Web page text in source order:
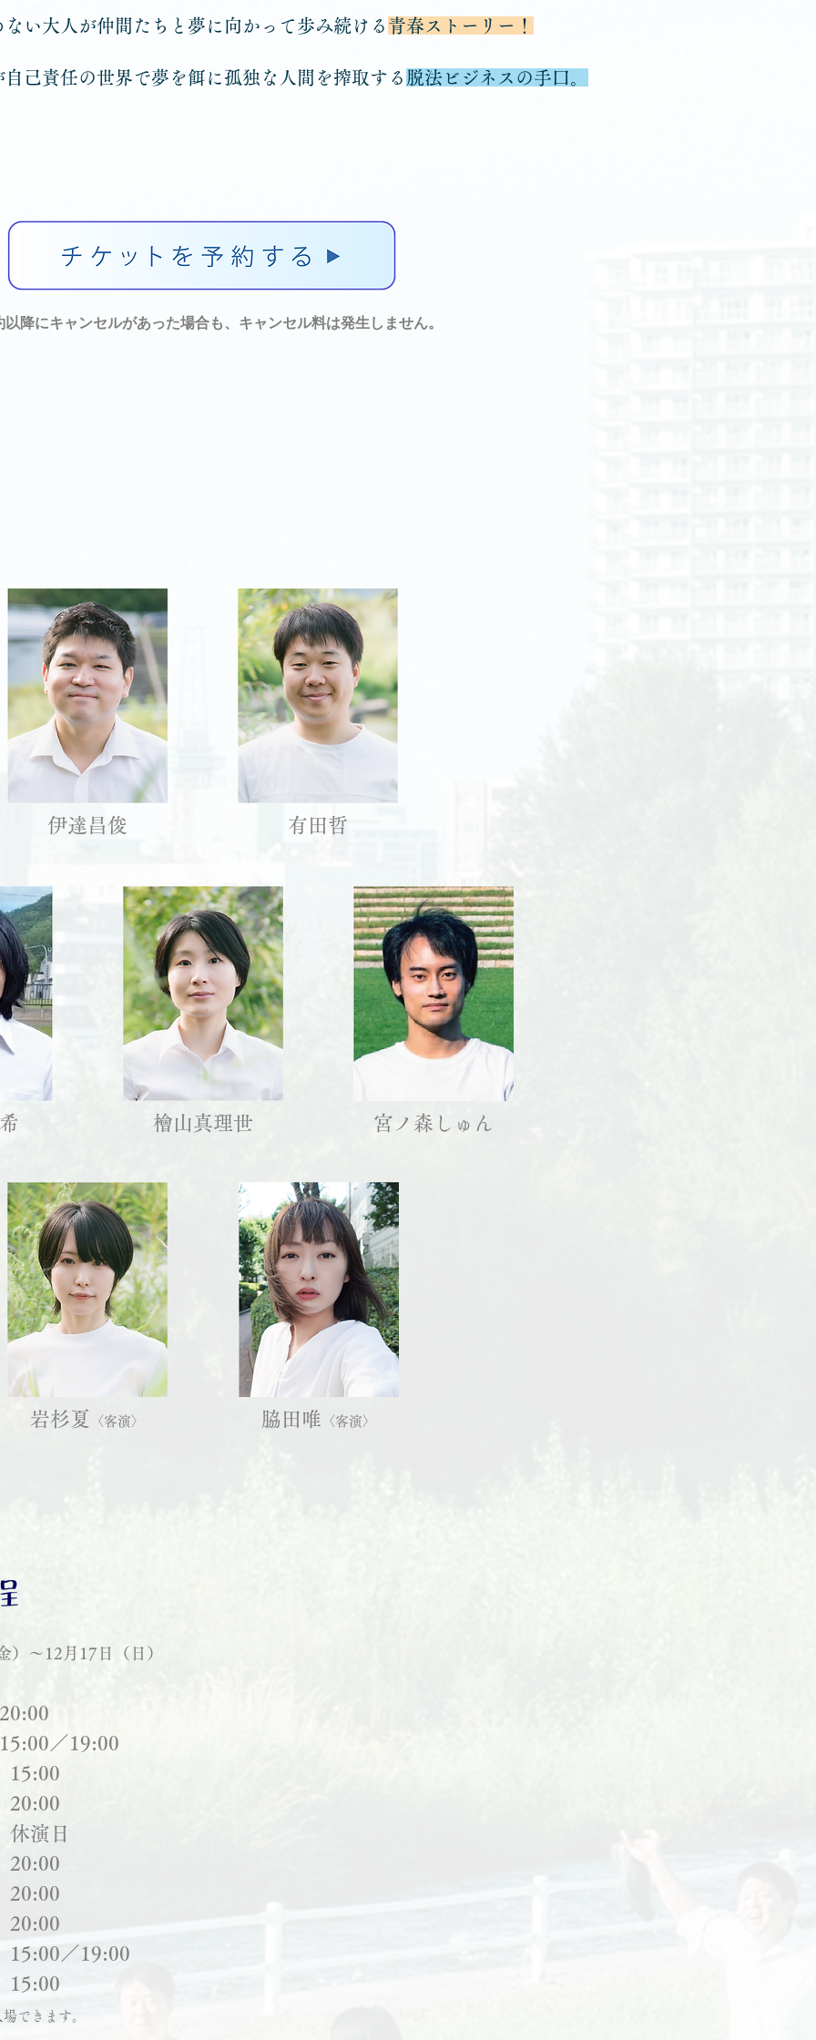
い大人が仲間たちと夢に向かって歩み続ける 青春ストーリー！
己責任の世界で夢を餌に孤独な人間を搾取する 脱法ビジネスの手口。
降にキャンセルがあった場合も、キャンセル料は発生しません。
伊達昌俊 有田哲
檜山真理世 宮ノ森しゅん
岩杉夏 〈客演〉 脇田唯 〈客演〉
）～12月17日（日）
／19:00
15:00
20:00
休演日
20:00
20:00
20:00
15:00／19:00
15:00
でき ます。